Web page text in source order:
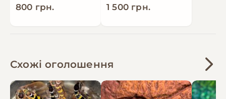
800 грн. 1 500 грн.
Схожі оголошення